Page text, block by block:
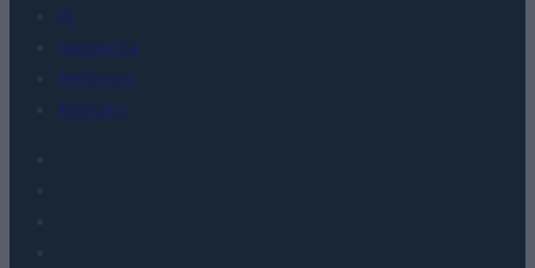
AI
Redakcja
Reklama
Kontakt